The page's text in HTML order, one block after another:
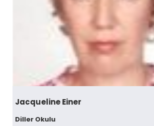
Jacqueline Einer
Diller Okulu